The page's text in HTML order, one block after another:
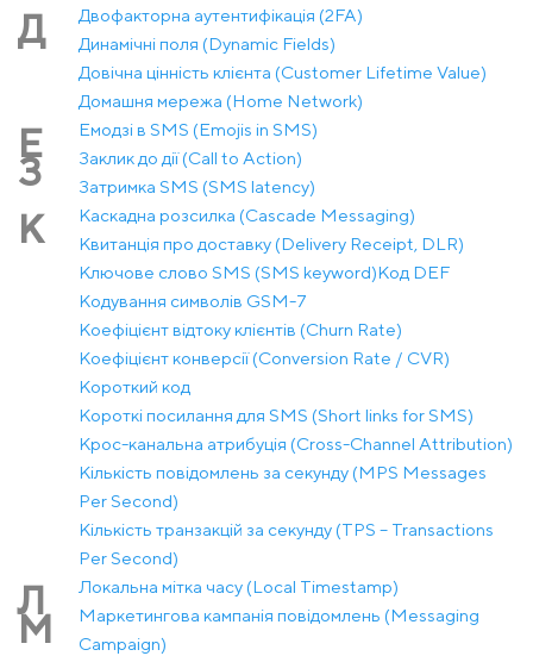
Д
Двофакторна аутентифікація (2FA)
Динамічні поля (Dynamic Fields)
Довічна цінність клієнта (Customer Lifetime Value)
Домашня мережа (Home Network)
Е Емодзі в SMS (Emojis in SMS)
З
Заклик до дії (Call to Action)
Затримка SMS (SMS latency)
К
Каскадна розсилка (Cascade Messaging)
Квитанція про доставку (Delivery Receipt, DLR)
Ключове слово SMS (SMS keyword)Код DEF
Кодування символів GSM-7
Коефіцієнт відтоку клієнтів (Churn Rate)
Коефіцієнт конверсії (Conversion Rate / CVR)
Короткий код
Короткі посилання для SMS (Short links for SMS)
Крос-канальна атрибуція (Cross-Channel Attribution)
Кількість повідомлень за секунду (MPS Messages
Per Second)
Кількість транзакцій за секунду (TPS – Transactions
Per Second)
Л Локальна мітка часу (Local Timestamp)
М
Маркетингова кампанія повідомлень (Messaging
Campaign)